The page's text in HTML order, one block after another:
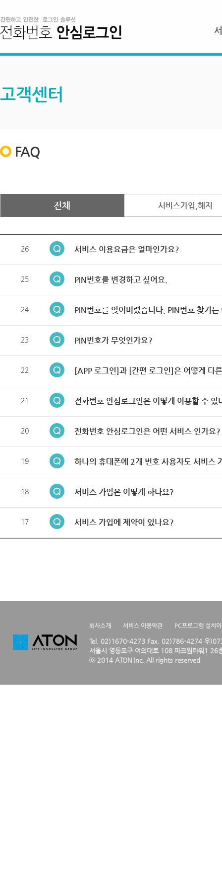
고객센터
FAQ
전체 서비스가입,해지
26 서비스 이용요금은 얼마인가요?
25 PIN번호를 변경하고 싶어요.
24 PIN번호를 잊어버렸습니다. PIN번호 찾기는
23 PIN번호가 무엇인가요?
22 [APP 로그인]과 [간편 로그인]은 어떻게 다
21 전화번호 안심로그인은 어떻게 이용할 수 있
20 전화번호 안심로그인은 어떤 서비스 인가요?
19 하나의 휴대폰에 2개 번호 사용자도 서비스
18 서비스 가입은 어떻게 하나요?
17 서비스 가입에 제약이 있나요?
회사소개 서비스 이용약관 PC프로그램 설치
Tel. 02)1670-4273 Fax. 02)786-4274 우
서울시 영등포구 여의대로 108 파크원타워1 26
ⓒ 2014 ATON Inc. All rights reserved